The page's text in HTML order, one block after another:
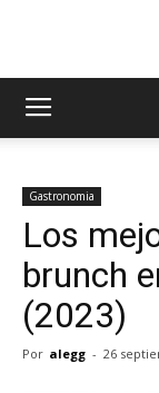
Gastronomia
Los
brunch
(2023)
Por alegg - 26